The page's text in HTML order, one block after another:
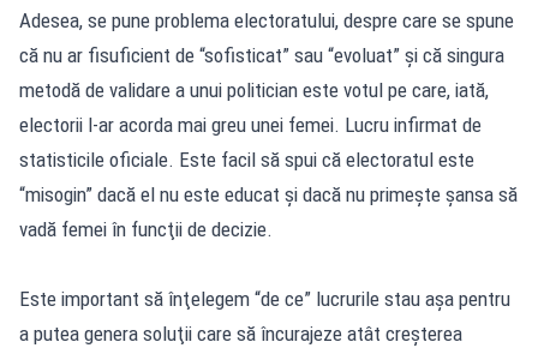
Adesea, se pune problema electoratului, despre care se spune
că nu ar fisuficient de “sofisticat” sau “evoluat” şi că singura
metodă de validare a unui politician este votul pe care, iată,
electorii l-ar acorda mai greu unei femei. Lucru infirmat de
statisticile oficiale. Este facil să spui că electoratul este
“misogin” dacă el nu este educat şi dacă nu primeşte şansa să
vadă femei în funcţii de decizie.
Este important să înţelegem “de ce” lucrurile stau aşa pentru
a putea genera soluţii care să încurajeze atât creşterea